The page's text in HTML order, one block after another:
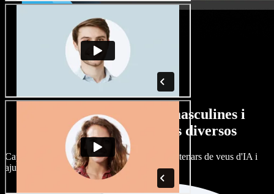
Gran varietat de veus masculines i
femenines amb accents diversos
Cap projecte ha de sonar igual. Tria entre centenars de veus d'IA i
ajusta'n l’accent.